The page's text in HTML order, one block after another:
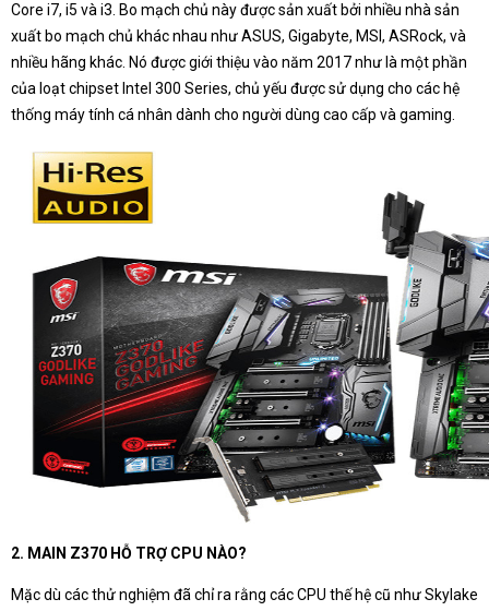
Core i7, i5 và i3. Bo mạch chủ này được sản xuất bởi nhiều nhà sản
xuất bo mạch chủ khác nhau như ASUS, Gigabyte, MSI, ASRock, và
nhiều hãng khác. Nó được giới thiệu vào năm 2017 như là một phần
của loạt chipset Intel 300 Series, chủ yếu được sử dụng cho các hệ
thống máy tính cá nhân dành cho người dùng cao cấp và gaming.
2. MAIN Z370 HỖ TRỢ CPU NÀO?
Mặc dù các thử nghiệm đã chỉ ra rằng các CPU thế hệ cũ như Skylake